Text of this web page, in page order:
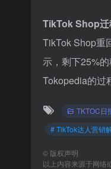
TikTok Shop
TikTok Shop重
示，剩下25%
Tokopedia的过
TKTOC日
# TikTok达人营销
© 版权声明
以上内容来源于网络